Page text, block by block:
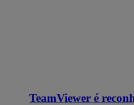
TeamViewer é